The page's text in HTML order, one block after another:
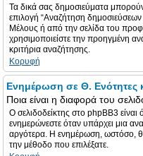
Τα δικά σας δημοσιεύματα
επιλογή “Αναζήτηση
Μέλους ή από την σελίδα του
χρησιμοποιείστε την προηγμένη
κριτήρια αναζήτησης.
Κορυφή
Ενημέρωση σε Θ. Ενότητες
Ποια είναι η διαφορά του
Ο σελιδοδείκτης στο phpBB3
ενημερώνεστε όταν υπάρχει μια
αργότερα. Η ενημέρωση, ωστόσο,
την μέθοδο που επιλέξατε.